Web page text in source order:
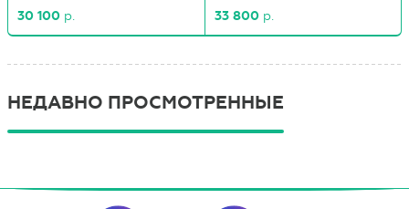
30 100 р.
33 800 р.
НЕДАВНО ПРОСМОТРЕННЫЕ